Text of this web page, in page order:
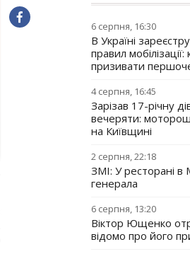
6 серпня, 16:30
В Україні
правил
призивати
4 серпня, 16:45
Зарізав 17-річну
вечеряти:
на Київщині
2 серпня, 22:18
ЗМІ: У ресторані в
генерала
6 серпня, 13:20
Віктор Ющенко
відомо про його